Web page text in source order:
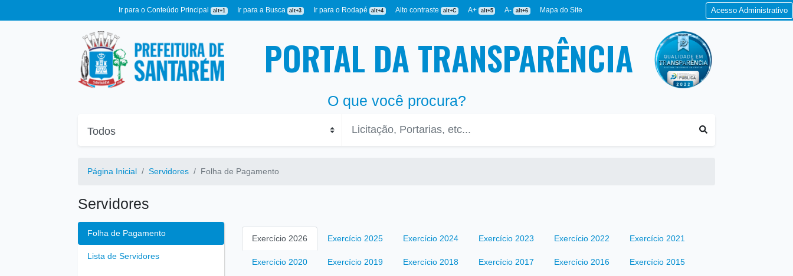
Ir para o Conteúdo Principal alt+1 Ir para a Busca alt+3 Ir para o Rodapé alt+4 Alto contraste alt+C A+ alt+5 A- alt+6 Mapa do Site Acesso Administrativo
PORTAL DA TRANSPARÊNCIA
O que você procura?
Página Inicial Servidores Folha de Pagamento
Servidores
Folha de Pagamento
Lista de Servidores
Exercício 2026 Exercício 2025 Exercício 2024 Exercício 2023 Exercício 2022 Exercício 2021
Exercício 2020 Exercício 2019 Exercício 2018 Exercício 2017 Exercício 2016 Exercício 2015